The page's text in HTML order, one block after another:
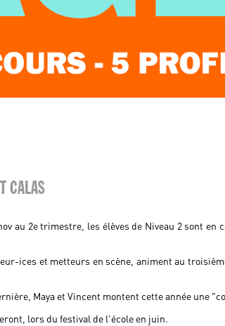
CALAS
au 2e trimestre, les élèves de Niveau 2 sont en
ices et metteurs en scène, animent au
Maya et Vincent montent cette année une
lors du festival de l'école en juin.